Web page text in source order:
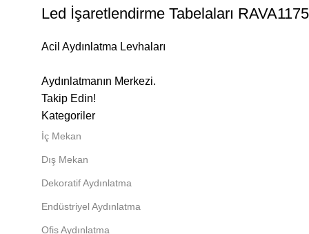
Led İşaretlendirme Tabelaları
Acil Aydınlatma Levhaları
Aydınlatmanın Merkezi.
Takip Edin!
Kategoriler
İç Mekan
Dış Mekan
Dekoratif Aydınlatma
Endüstriyel Aydınlatma
Ofis Aydınlatma